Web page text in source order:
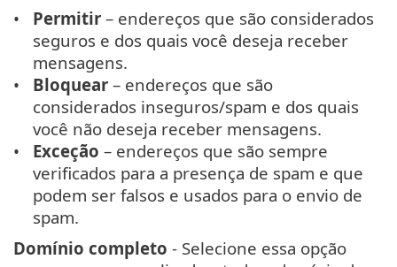
Permitir – endereços que são considerados
seguros e dos quais você deseja receber
mensagens.
Bloquear – endereços que são
considerados inseguros/spam e dos quais
você não deseja receber mensagens.
Exceção – endereços que são sempre
verificados para a presença de spam e que
podem ser falsos e usados para o envio de
spam.
Domínio completo - Selecione essa opção